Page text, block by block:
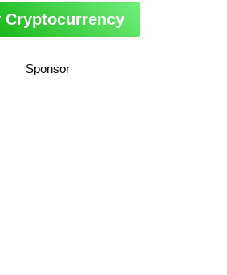
Cryptocurrency
Sponsor